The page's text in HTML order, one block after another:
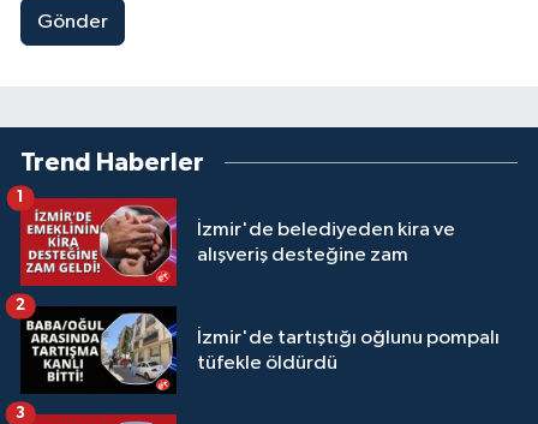
Gönder
Trend Haberler
İzmir'de belediyeden kira ve
alışveriş desteğine zam
İzmir'de tartıştığı oğlunu pompalı
tüfekle öldürdü
2
3